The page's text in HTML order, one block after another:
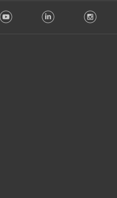
Youtube LinkedIn